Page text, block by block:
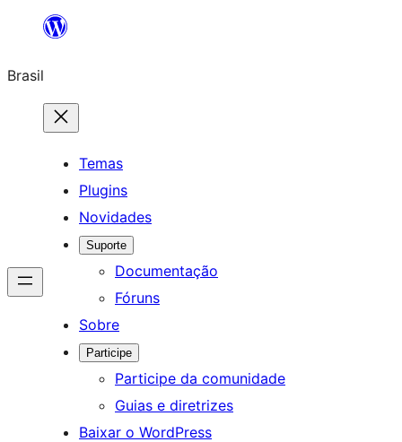
o
conteúdo
Brasil
Temas
Plugins
Novidades
Suporte
Documentação
Fóruns
Sobre
Participe
Participe da comunidade
Guias e diretrizes
Baixar o WordPress